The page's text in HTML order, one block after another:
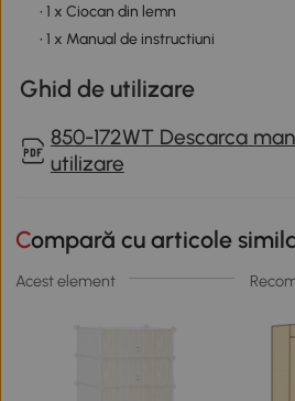
• 1 x Ciocan din lemn
• 1 x Manual de instructiuni
Ghid de utilizare
850-172WT Descarca
utilizare
Compară cu articole
Acest element